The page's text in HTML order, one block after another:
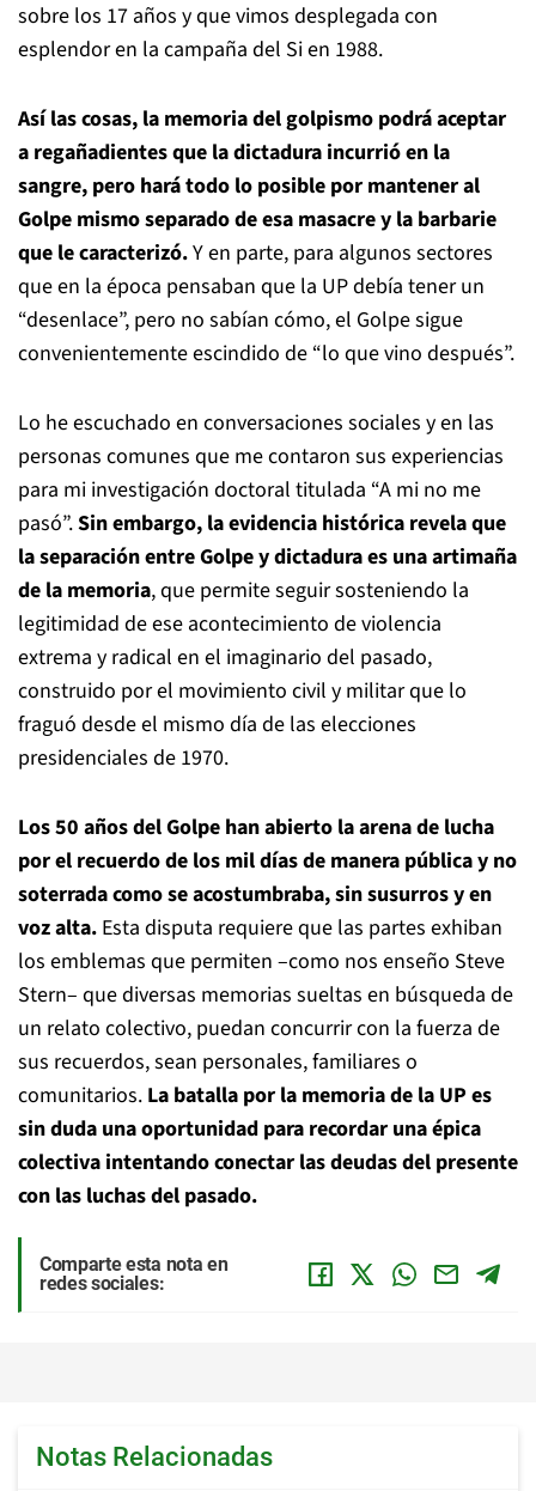
sobre los 17 años y que vimos desplegada con
esplendor en la campaña del Si en 1988.
Así las cosas, la memoria del golpismo podrá aceptar
a regañadientes que la dictadura incurrió en la
sangre, pero hará todo lo posible por mantener al
Golpe mismo separado de esa masacre y la barbarie
que le caracterizó.Y en parte, para algunos sectores
que en la época pensaban que la UP debía tener un
“desenlace”, pero no sabían cómo, el Golpe sigue
convenientemente escindido de “lo que vino después”.
Lo he escuchado en conversaciones sociales y en las
personas comunes que me contaron sus experiencias
para mi investigación doctoral titulada “A mi no me
pasó”.Sin embargo, la evidencia histórica revela que
la separación entre Golpe y dictadura es una artimaña
de la memoria, que permite seguir sosteniendo la
legitimidad de ese acontecimiento de violencia
extrema y radical en el imaginario del pasado,
construido por el movimiento civil y militar que lo
fraguó desde el mismo día de las elecciones
presidenciales de 1970.
Los 50 años del Golpe han abierto la arena de lucha
por el recuerdo de los mil días de manera pública y no
soterrada como se acostumbraba, sin susurros y en
voz alta. Esta disputa requiere que las partes exhiban
los emblemas que permiten –como nos enseño Steve
Stern– que diversas memorias sueltas en búsqueda de
un relato colectivo, puedan concurrir con la fuerza de
sus recuerdos, sean personales, familiares o
comunitarios. La batalla por la memoria de la UP es
sin duda una oportunidad para recordar una épica
colectiva intentando conectar las deudas del presente
con las luchas del pasado.
Comparte esta nota en
redes sociales:
Notas Relacionadas